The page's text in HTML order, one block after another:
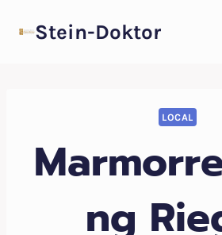
InhaltStein-Doktor
LOCAL
ng